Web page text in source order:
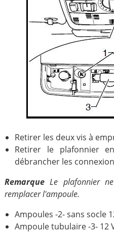
Retirer les deux vis à
Retirer le plafonnier
débrancher les
RemarqueLe plafonnier
remplacer l'ampoule.
Ampoules -2- sans socle
Ampoule tubulaire -3- 12